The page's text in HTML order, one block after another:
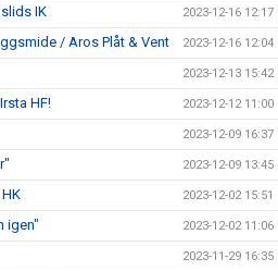
IK 2023-12-16 12:17
/ Aros Plåt & Vent 2023-12-16 12:04
2023-12-13 15:42
HF! 2023-12-12 11:00
2023-12-09 16:37
2023-12-09 13:45
2023-12-02 15:51
igen" 2023-12-02 11:06
2023-11-29 16:35